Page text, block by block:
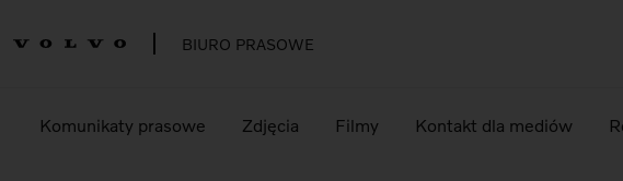
BIURO PRASOWE
Komunikaty prasowe Zdjęcia Filmy Kontakt dla mediów